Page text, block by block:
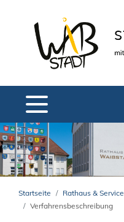
Startseite Rathaus & Service
Verfahrensbeschreibung